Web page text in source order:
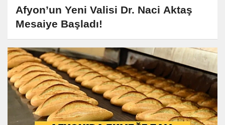
Afyon’un Yeni Valisi Dr. Naci Aktaş
Mesaiye Başladı!